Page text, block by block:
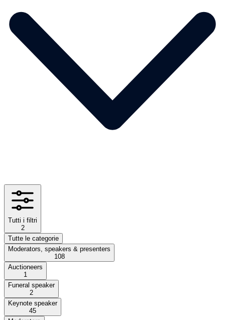
Tutti i filtri
2
Tutte le categorie
Moderators, speakers & presenters
108
Auctioneers
1
Funeral speaker
2
Keynote speaker
45